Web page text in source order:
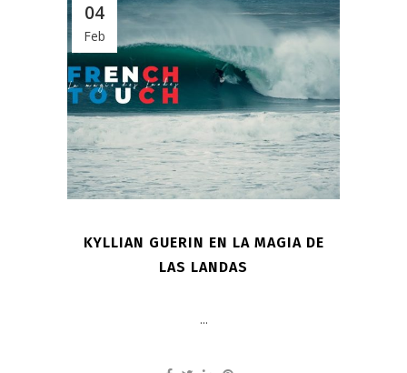
04
Feb
KYLLIAN GUERIN EN LA MAGIA DE
LAS LANDAS
...